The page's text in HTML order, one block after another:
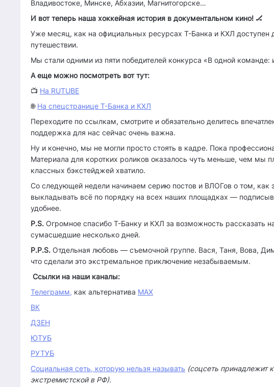
Владивостоке, Минске, Абхазии, Магнитогорске…
И вот теперь наша хоккейная история в документальном кино! 🏒
Уже месяц, как на официальных ресурсах Т-Банка и КХЛ
путешествии.
Мы стали одними из пяти победителей конкурса «В одной команде:
А еще можно посмотреть вот тут:
📺 На RUTUBE
🌐 На спецстранице Т-Банка и КХЛ
Переходите по ссылкам, смотрите и обязательно делитесь
поддержка для нас сейчас очень важна.
Ну и конечно, мы не могли просто стоять в кадре. Пока
Материала для коротких роликов оказалось чуть меньше, чем мы
классных бэкстейджей хватило.
Со следующей недели начинаем серию постов и ВЛОГов о том, как
выкладывать всё по порядку на всех наших площадках —
удобнее.
P.S. Огромное спасибо Т-Банку и КХЛ за возможность рассказать
сумасшедшие несколько дней.
P.P.S. Отдельная любовь — съемочной группе. Вася, Таня, Вова,
что сделали это экстремальное приключение незабываемым.
Ссылки на наши каналы:
Телеграмм, как альтернатива MAX
ВК
ДЗЕН
ЮТУБ
РУТУБ
Социальная сеть, которую нельзя называть (соцсеть принадлежит
экстремистской в РФ).